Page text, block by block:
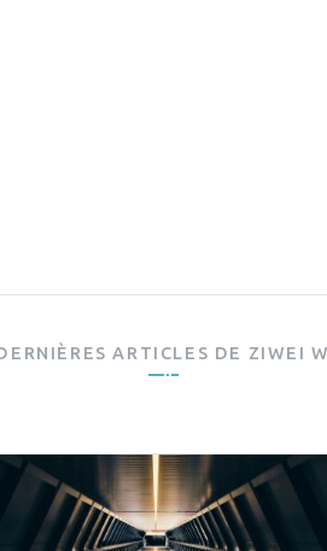
ARTICLES DE ZIWEI